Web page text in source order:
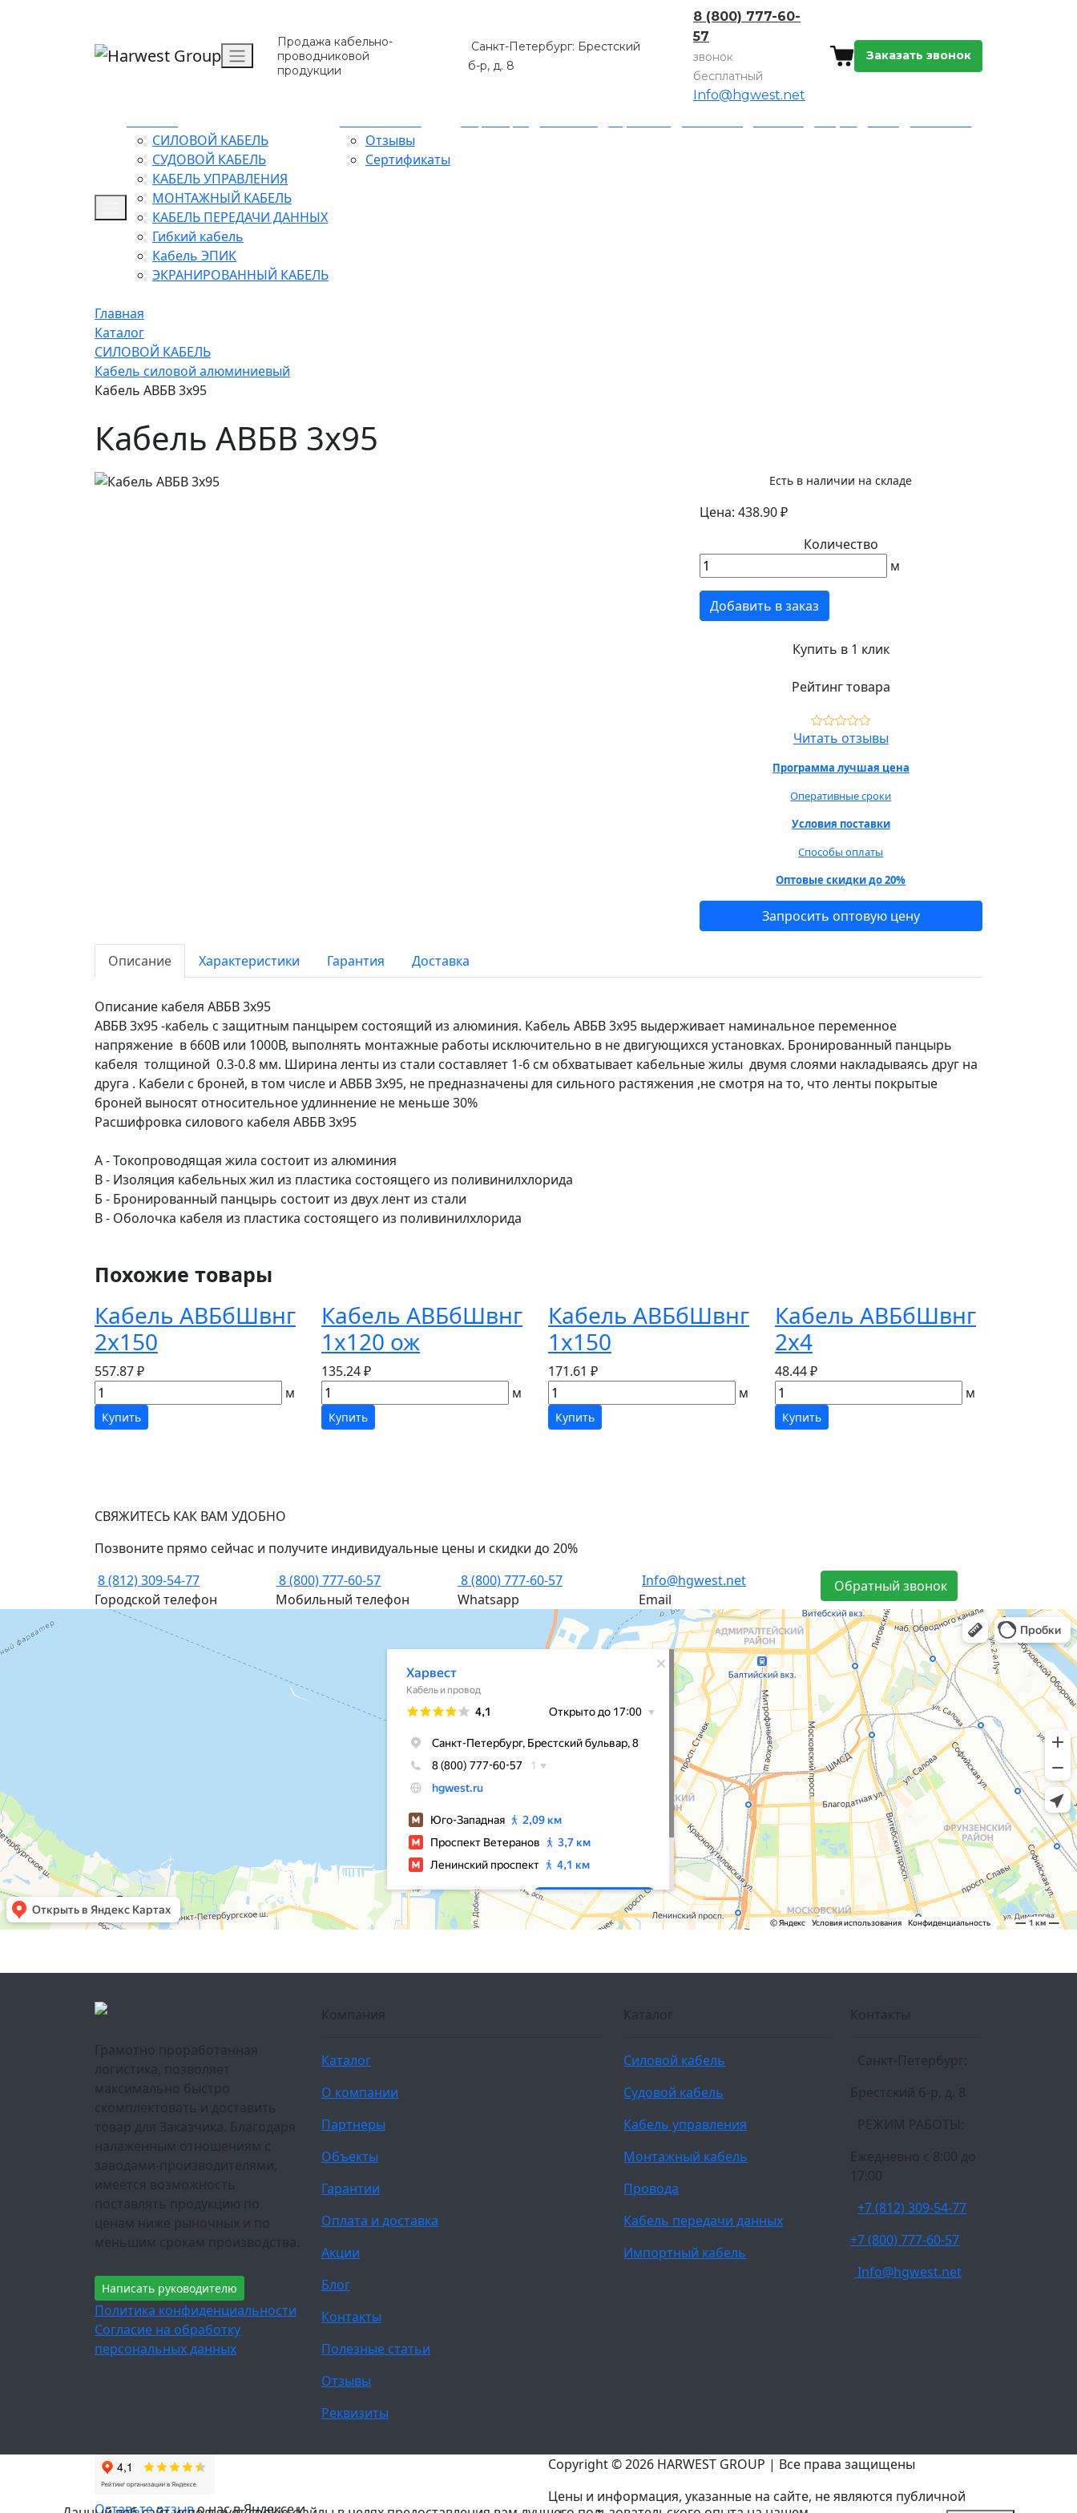
Продажа кабельно-
проводниковой
продукции
Санкт-Петербург: Брестский
б-р, д. 8
8 (800) 777-60-
57
звонок
бесплатный
Info@hgwest.net
Заказать звонок
СИЛОВОЙ КАБЕЛЬ
СУДОВОЙ КАБЕЛЬ
КАБЕЛЬ УПРАВЛЕНИЯ
МОНТАЖНЫЙ КАБЕЛЬ
КАБЕЛЬ ПЕРЕДАЧИ ДАННЫХ
Гибкий кабель
Кабель ЭПИК
ЭКРАНИРОВАННЫЙ КАБЕЛЬ
Отзывы
Сертификаты
Главная
Каталог
СИЛОВОЙ КАБЕЛЬ
Кабель силовой алюминиевый
Кабель АВБВ 3х95
Кабель АВБВ 3х95
Есть в наличии на складе
Цена: 438.90 ₽
Количество
м
Добавить в заказ
Купить в 1 клик
Рейтинг товара
Читать отзывы
Программа лучшая цена
Оперативные сроки
Условия поставки
Способы оплаты
Оптовые скидки до 20%
Запросить оптовую цену
Описание Характеристики Гарантия Доставка
Описание кабеля АВБВ 3х95
АВБВ 3х95 -кабель с защитным панцырем состоящий из алюминия. Кабель АВБВ 3х95 выдерживает наминальное переменное
напряжение в 660В или 1000В, выполнять монтажные работы исключительно в не двигующихся установках. Бронированный панцырь
кабеля толщиной 0.3-0.8 мм. Ширина ленты из стали составляет 1-6 см обхватывает кабельные жилы двумя слоями накладываясь друг на
друга . Кабели с броней, в том числе и АВБВ 3х95, не предназначены для сильного растяжения ,не смотря на то, что ленты покрытые
броней выносят относительное удлиннение не меньше 30%
Расшифровка силового кабеля АВБВ 3х95
А - Токопроводящая жила состоит из алюминия
В - Изоляция кабельных жил из пластика состоящего из поливинилхлорида
Б - Бронированный панцырь состоит из двух лент из стали
В - Оболочка кабеля из пластика состоящего из поливинилхлорида
Похожие товары
Кабель АВБбШвнг
2х150
557.87 ₽
м
Купить
Кабель АВБбШвнг
1х120 ож
135.24 ₽
м
Купить
Кабель АВБбШвнг
1х150
171.61 ₽
м
Купить
Кабель АВБбШвнг
2х4
48.44 ₽
м
Купить
СВЯЖИТЕСЬ КАК ВАМ УДОБНО
Позвоните прямо сейчас и получите индивидуальные цены и скидки до 20%
8 (812) 309-54-77
Городской телефон
8 (800) 777-60-57
Мобильный телефон
8 (800) 777-60-57
Whatsapp
Info@hgwest.net
Email
Обратный звонок
Грамотно проработанная
логистика, позволяет
максимально быстро
скомплектовать и доставить
товар для Заказчика. Благодаря
налаженным отношениям с
заводами-производителями,
имеется возможность
поставлять продукцию по
ценам ниже рыночных и по
меньшим срокам производства.
Написать руководителю
Политика конфиденциальности
Согласие на обработку
персональных данных
Компания
Каталог
О компании
Партнеры
Объекты
Гарантии
Оплата и доставка
Акции
Блог
Контакты
Полезные статьи
Отзывы
Реквизиты
Каталог
Силовой кабель
Судовой кабель
Кабель управления
Монтажный кабель
Провода
Кабель передачи данных
Импортный кабель
Контакты
Санкт-Петербург:
Брестский б-р, д. 8
РЕЖИМ РАБОТЫ:
Ежедневно c 8:00 до
17:00
+7 (812) 309-54-77
+7 (800) 777-60-57
Info@hgwest.net
Оставьте отзыво нас в Яндексе и
Copyright © 2026 HARWEST GROUP | Все права защищены
Цены и информация, указанные на сайте, не являются публичной